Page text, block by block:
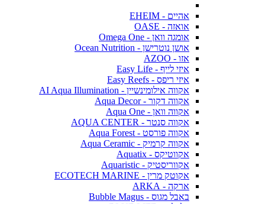
אהיים - EHEIM
אואזה - OASE
אומגה וואן - Omega One
אושן נוטרישן - Ocean Nutrition
אזו - AZOO
איזי לייף - Easy Life
איזי ריפס - Easy Reefs
אקווה אילומינשיין - AI Aqua Illumination
אקווה דקור - Aqua Decor
אקווה וואן - Aqua One
אקווה סנטר - AQUA CENTER
אקווה פורסט - Aqua Forest
אקווה קרמיק - Aqua Ceramic
אקווטיקס - Aquatix
אקווריסטיק - Aquaristic
אקוטק מרין - ECOTECH MARINE
ארקה - ARKA
באבל מגוס - Bubble Magus